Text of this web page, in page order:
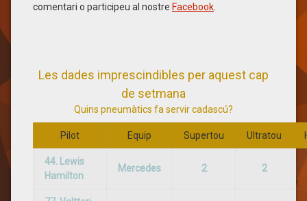
comentari o participeu al nostre Facebook
Les dades imprescindibles per aquest cap
de setmana
Quins pneumàtics fa servir cadascú?
Pilot Equip Supertou Ultratou
44. Lewis
Hamilton
Mercedes 2 2